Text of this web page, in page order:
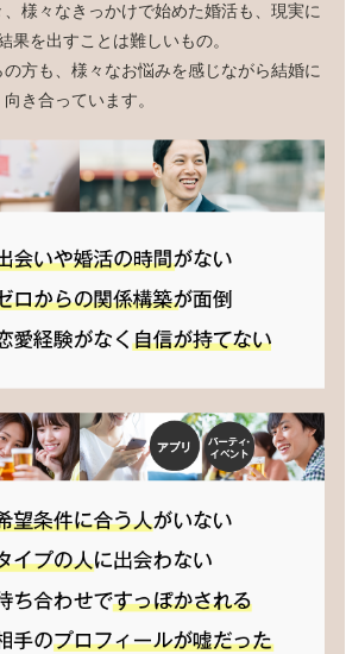
様々なきっかけで始めた婚活も、現実に
果を出すことは難しいもの。
方も、様々なお悩みを感じながら結婚に
向き合っています。